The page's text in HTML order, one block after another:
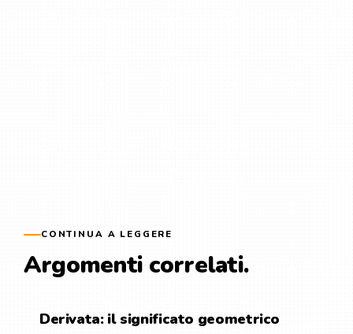
CONTINUA A LEGGERE
Argomenti correlati.
Derivata: il significato geometrico